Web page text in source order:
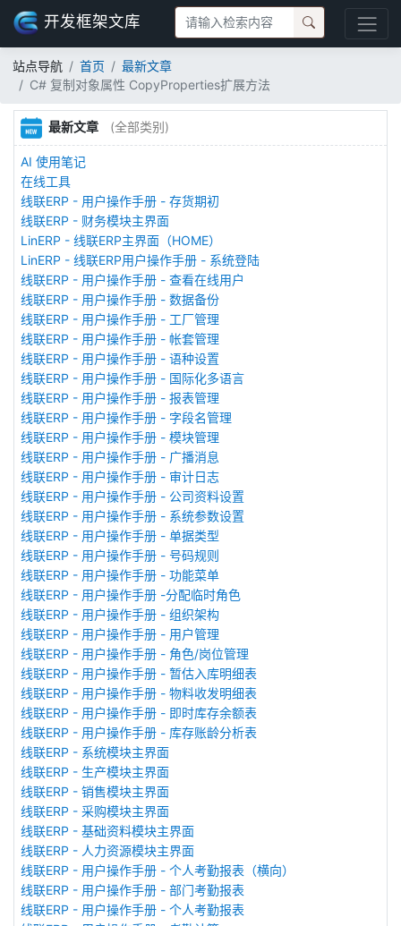
开发框架文库
站点导航 首页
最新文章
C# 复制对象属性 CopyProperties扩展方法
最新文章 (全部类别)
AI 使用笔记
在线工具
线联ERP - 用户操作手册 - 存货期初
线联ERP - 财务模块主界面
LinERP - 线联ERP主界面（HOME）
LinERP - 线联ERP用户操作手册 - 系统登陆
线联ERP - 用户操作手册 - 查看在线用户
线联ERP - 用户操作手册 - 数据备份
线联ERP - 用户操作手册 - 工厂管理
线联ERP - 用户操作手册 - 帐套管理
线联ERP - 用户操作手册 - 语种设置
线联ERP - 用户操作手册 - 国际化多语言
线联ERP - 用户操作手册 - 报表管理
线联ERP - 用户操作手册 - 字段名管理
线联ERP - 用户操作手册 - 模块管理
线联ERP - 用户操作手册 - 广播消息
线联ERP - 用户操作手册 - 审计日志
线联ERP - 用户操作手册 - 公司资料设置
线联ERP - 用户操作手册 - 系统参数设置
线联ERP - 用户操作手册 - 单据类型
线联ERP - 用户操作手册 - 号码规则
线联ERP - 用户操作手册 - 功能菜单
线联ERP - 用户操作手册 -分配临时角色
线联ERP - 用户操作手册 - 组织架构
线联ERP - 用户操作手册 - 用户管理
线联ERP - 用户操作手册 - 角色/岗位管理
线联ERP - 用户操作手册 - 暂估入库明细表
线联ERP - 用户操作手册 - 物料收发明细表
线联ERP - 用户操作手册 - 即时库存余额表
线联ERP - 用户操作手册 - 库存账龄分析表
线联ERP - 系统模块主界面
线联ERP - 生产模块主界面
线联ERP - 销售模块主界面
线联ERP - 采购模块主界面
线联ERP - 基础资料模块主界面
线联ERP - 人力资源模块主界面
线联ERP - 用户操作手册 - 个人考勤报表（横向）
线联ERP - 用户操作手册 - 部门考勤报表
线联ERP - 用户操作手册 - 个人考勤报表